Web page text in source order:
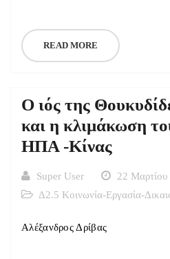
READ MORE
Ο ιός της
και η κλιμάκωση
ΗΠΑ -Κίνας
Super User
22 Μαρτίου
Δ2.5 Κοινωνία-Εργασία-
Αλέξανδρος Δρίβας